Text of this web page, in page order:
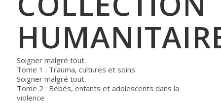
Soigner malgré tout.
Tome 1 : Trauma, cultures et soins
Soigner malgré tout.
Tome 2 : Bébés, enfants et adolescents dans la
violence